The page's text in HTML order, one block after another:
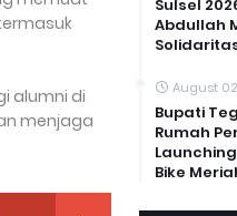
alumni di
menjaga
Sulsel
Abdullah
August
Bupati
Rumah
Bike